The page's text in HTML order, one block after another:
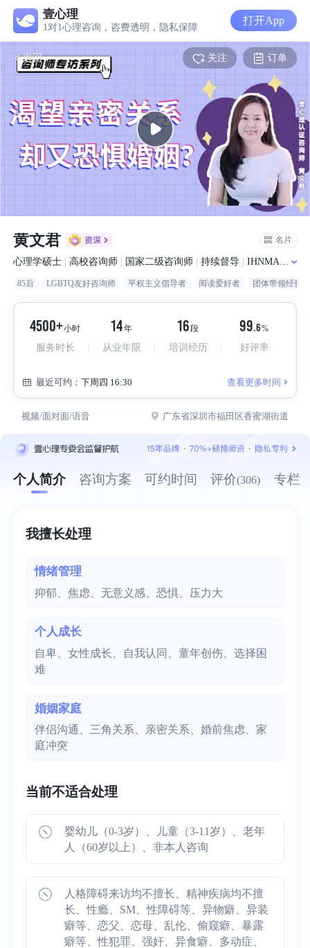
壹心理
1对1心理咨询，咨费透明，隐私保障
打开App
返回 关注 订单
00 00 00:00
黄文君 名片
心理学硕士 |高校咨询师 | 国家二级咨询师 |持续督导 |IHNMA认证催眠治疗师
85后 LGBTQ友好咨询师 平权主义倡导者 阅读爱好者 团体带领经验
4500+小时
服务时长
14年
从业年限
16段
培训经历
99.6%
好评率
最近可约：下周四 16:30 查看更多时间
视频/面对面/语音 广东省深圳市福田区香蜜湖街道
个人简介 咨询方案 可约时间 评价(306) 专栏
我擅长处理
情绪管理
抑郁、焦虑、无意义感、恐惧、压力大
个人成长
自卑、女性成长、自我认同、童年创伤、选择困
难
婚姻家庭
伴侣沟通、三角关系、亲密关系、婚前焦虑、家
庭冲突
当前不适合处理
婴幼儿（0-3岁）、儿童（3-11岁）、老年
人（60岁以上）、非本人咨询
人格障碍来访均不擅长、精神疾病均不擅
长、性瘾、SM、性障碍等、异物癖、异装
癖等、恋父、恋母、乱伦、偷窥癖、暴露
癖等、性犯罪、强奸、异食癖、多动症、